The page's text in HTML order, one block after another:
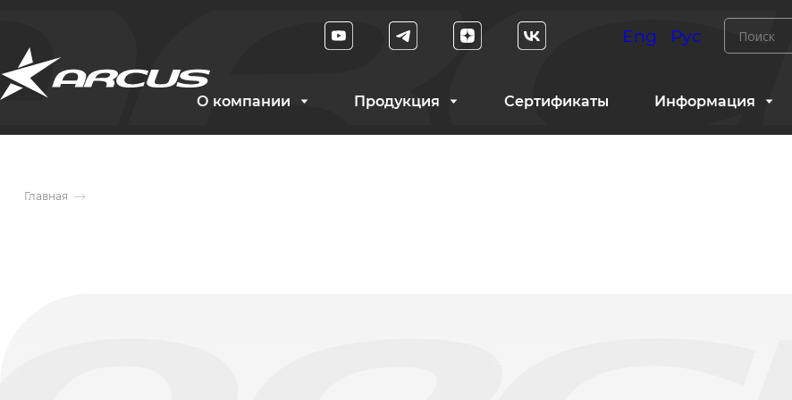
Eng Рус
О компании Продукция Сертификаты Информация
Главная